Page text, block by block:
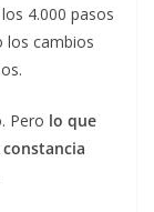
4.000 pasos
los cambios
Pero lo que